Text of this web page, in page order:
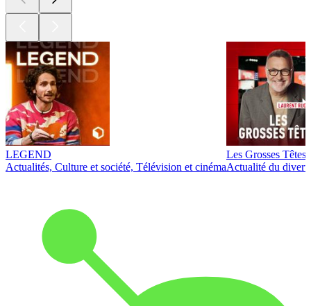
LEGEND
Actualités, Culture et société, Télévision et cinéma
Les Grosses Têtes
Actualité du